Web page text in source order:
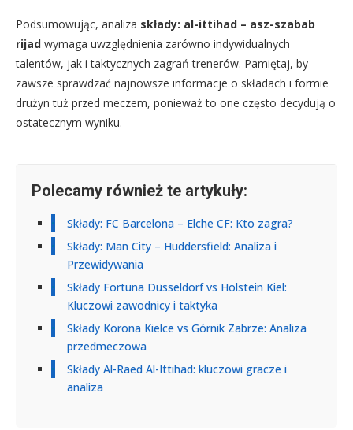
Podsumowując, analiza składy: al-ittihad – asz-szabab
rijad wymaga uwzględnienia zarówno indywidualnych
talentów, jak i taktycznych zagrań trenerów. Pamiętaj, by
zawsze sprawdzać najnowsze informacje o składach i formie
drużyn tuż przed meczem, ponieważ to one często decydują o
ostatecznym wyniku.
Polecamy również te artykuły:
Składy: FC Barcelona – Elche CF: Kto zagra?
Składy: Man City – Huddersfield: Analiza i
Przewidywania
Składy Fortuna Düsseldorf vs Holstein Kiel:
Kluczowi zawodnicy i taktyka
Składy Korona Kielce vs Górnik Zabrze: Analiza
przedmeczowa
Składy Al-Raed Al-Ittihad: kluczowi gracze i
analiza